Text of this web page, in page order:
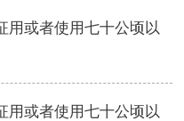
用或者使用七十公顷以
用或者使用七十公顷以